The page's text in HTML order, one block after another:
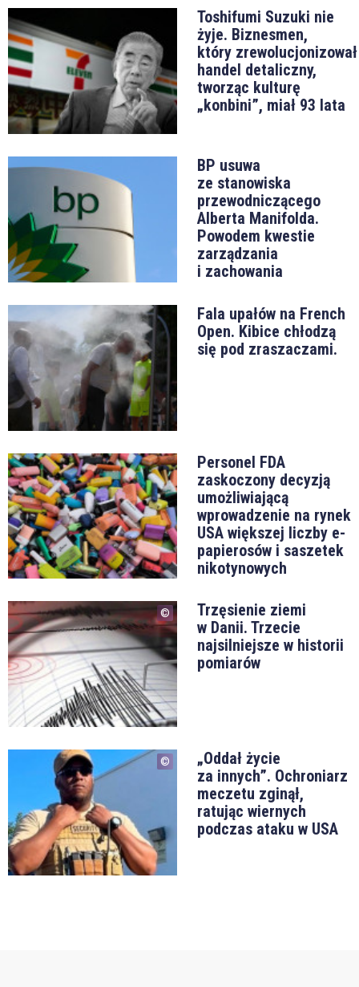
Toshifumi Suzuki nie
żyje. Biznesmen,
który zrewolucjonizował
handel detaliczny,
tworząc kulturę
„konbini”, miał 93 lata
BP usuwa
ze stanowiska
przewodniczącego
Alberta Manifolda.
Powodem kwestie
zarządzania
i zachowania
Fala upałów na French
Open. Kibice chłodzą
się pod zraszaczami.
Personel FDA
zaskoczony decyzją
umożliwiającą
wprowadzenie na rynek
USA większej liczby e-
papierosów i saszetek
nikotynowych
Trzęsienie ziemi
w Danii. Trzecie
najsilniejsze w historii
pomiarów
„Oddał życie
za innych”. Ochroniarz
meczetu zginął,
ratując wiernych
podczas ataku w USA